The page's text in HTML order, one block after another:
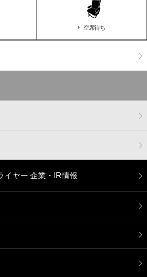
空席待ち
イヤー 企業・IR情報